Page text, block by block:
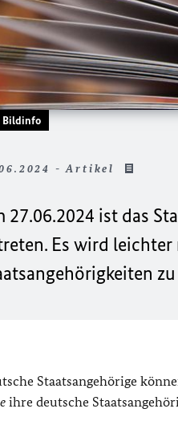
Bildinfo
- Artikel
27.06.2024 ist das
Es wird
Staatsangehörige
ihre deutsche